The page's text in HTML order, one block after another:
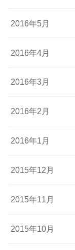
2016年5月
2016年4月
2016年3月
2016年2月
2016年1月
2015年12月
2015年11月
2015年10月